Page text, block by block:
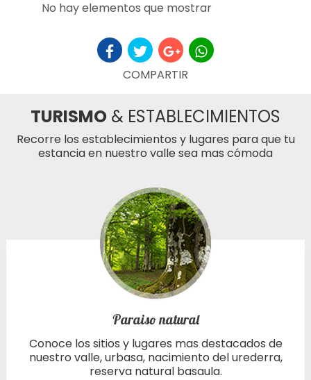
No hay elementos que mostrar
COMPARTIR
TURISMO & ESTABLECIMIENTOS
Recorre los establecimientos y lugares para que tu
estancia en nuestro valle sea mas cómoda
Paraiso natural
Conoce los sitios y lugares mas destacados de
nuestro valle, urbasa, nacimiento del urederra,
reserva natural basaula.